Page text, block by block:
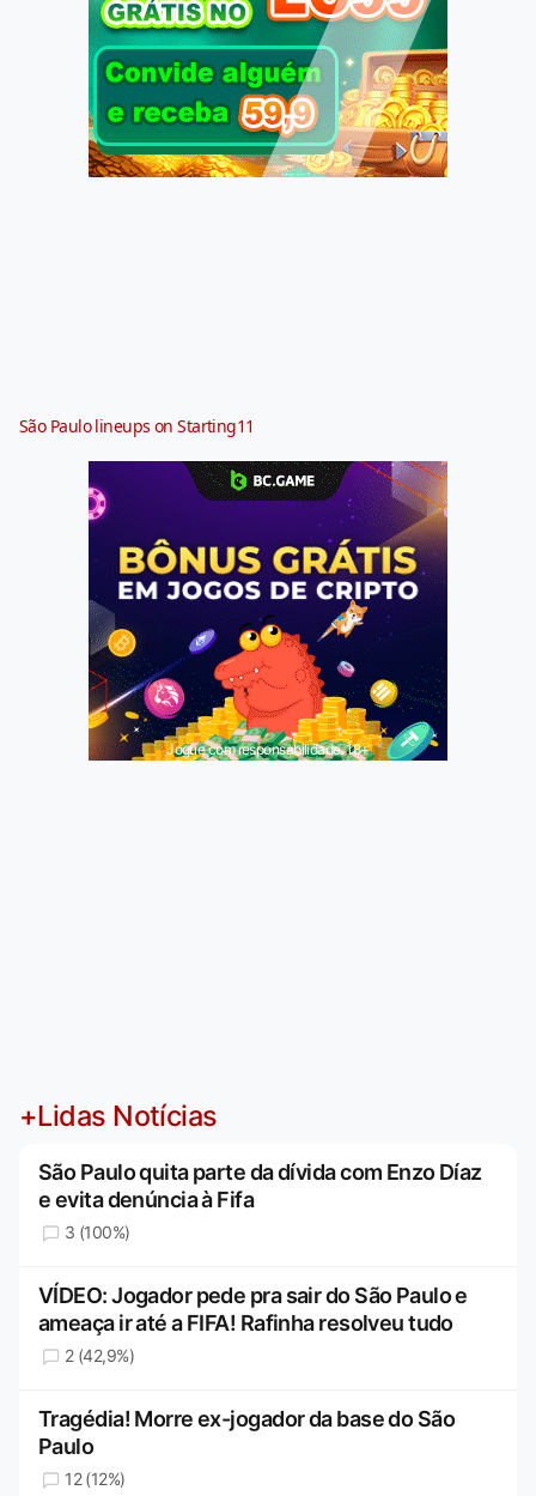
São Paulo lineups on Starting11
Jogue com responsabilidade. 18+
+Lidas Notícias
São Paulo quita parte da dívida com Enzo Díaz
e evita denúncia à Fifa
3 (100%)
VÍDEO: Jogador pede pra sair do São Paulo e
ameaça ir até a FIFA! Rafinha resolveu tudo
2 (42,9%)
Tragédia! Morre ex-jogador da base do São
Paulo
12 (12%)